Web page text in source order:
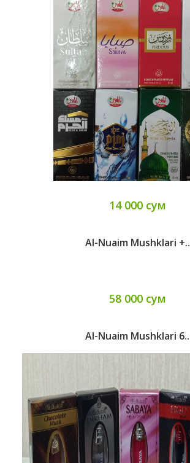
14 000 сум
Al-Nuaim Mushklari +..
58 000 сум
Al-Nuaim Mushklari 6..